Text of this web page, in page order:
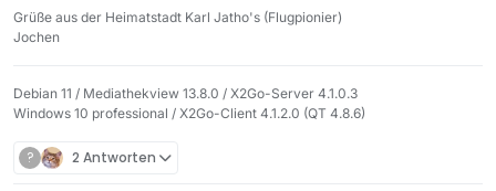
Grüße aus der Heimatstadt Karl Jatho's (Flugpionier)
Jochen
Debian 11 / Mediathekview 13.8.0 / X2Go-Server 4.1.0.3
Windows 10 professional / X2Go-Client 4.1.2.0 (QT 4.8.6)
? 2 Antworten